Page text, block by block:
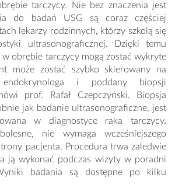
tarczycy. Nie bez znaczenia jest
do badań USG są coraz częściej
lekarzy rodzinnych, którzy szkolą się
ultrasonograficznej. Dzięki temu
obrębie tarczycy mogą zostać wykryte
może zostać szybko skierowany na
i poddany biopsji
prof. Rafał Czepczyński. Biopsja
jak badanie ultrasonograficzne, jest
w diagnostyce raka tarczycy.
nie wymaga wcześniejszego
pacjenta. Procedura trwa zaledwie
ją wykonać podczas wizyty w poradni
badania są dostępne po kilku